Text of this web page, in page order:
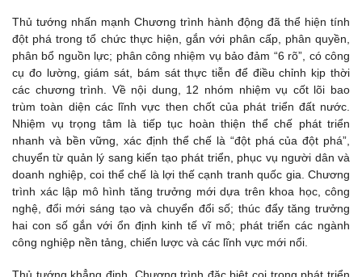
Thủ tướng nhấn mạnh Chương trình hành động đã thể hiện tính
đột phá trong tổ chức thực hiện, gắn với phân cấp, phân quyền,
phân bổ nguồn lực; phân công nhiệm vụ bảo đảm “6 rõ”, có công
cụ đo lường, giám sát, bám sát thực tiễn để điều chỉnh kịp thời
các chương trình. Về nội dung, 12 nhóm nhiệm vụ cốt lõi bao
trùm toàn diện các lĩnh vực then chốt của phát triển đất nước.
Nhiệm vụ trọng tâm là tiếp tục hoàn thiện thể chế phát triển
nhanh và bền vững, xác định thể chế là “đột phá của đột phá”,
chuyển từ quản lý sang kiến tạo phát triển, phục vụ người dân và
doanh nghiệp, coi thể chế là lợi thế cạnh tranh quốc gia. Chương
trình xác lập mô hình tăng trưởng mới dựa trên khoa học, công
nghệ, đổi mới sáng tạo và chuyển đổi số; thúc đẩy tăng trưởng
hai con số gắn với ổn định kinh tế vĩ mô; phát triển các ngành
công nghiệp nền tảng, chiến lược và các lĩnh vực mới nổi.
Thủ tướng khẳng định, Chương trình đặc biệt coi trọng phát triển